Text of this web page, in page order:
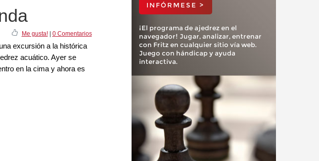
Me gusta!| 0 Comentarios
excursión a la histórica
acuático. Ayer se
en la cima y ahora es
INFÓRMESE >
¡El programa de ajedrez en el
navegador! Jugar, analizar, entrenar
con Fritz en cualquier sitio vía web.
Juego con hándicap y ayuda
interactiva.